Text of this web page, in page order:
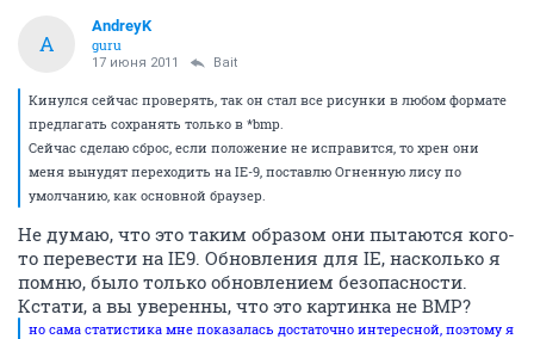
A
AndreyK
guru
17 июня 2011 Bait
Кинулся сейчас проверять, так он стал все рисунки в любом формате
предлагать сохранять только в *bmp.
Сейчас сделаю сброс, если положение не исправится, то хрен они
меня вынудят переходить на IE-9, поставлю Огненную лису по
умолчанию, как основной браузер.
Не думаю, что это таким образом они пытаются кого-
то перевести на IE9. Обновления для IE, насколько я
помню, было только обновлением безопасности.
Кстати, а вы уверенны, что это картинка не BMP?
но сама статистика мне показалась достаточно интересной, поэтому я